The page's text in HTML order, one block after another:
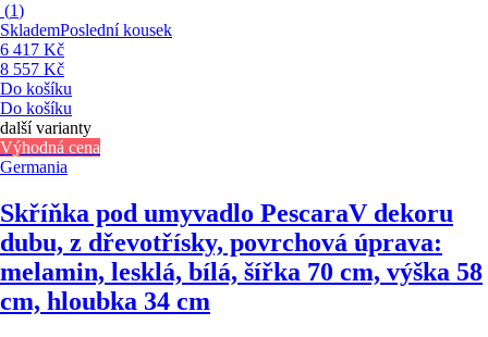
(1)
SklademPoslední kousek
6 417 Kč
8 557 Kč
Do košíku
Do košíku
další varianty
Výhodná cena
Germania
Skříňka pod umyvadlo PescaraV dekoru
dubu, z dřevotřísky, povrchová úprava:
melamin, lesklá, bílá, šířka 70 cm, výška 58
cm, hloubka 34 cm